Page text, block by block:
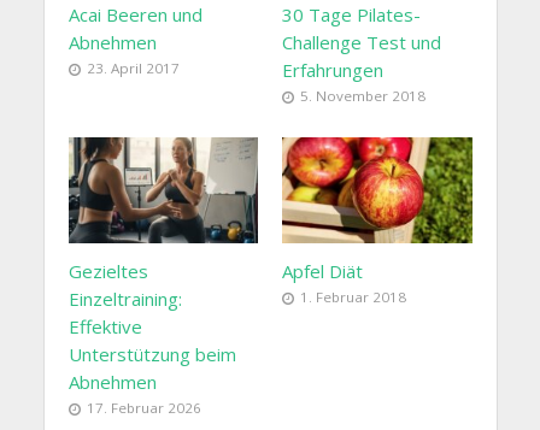
Acai Beeren und
Abnehmen
23. April 2017
30 Tage Pilates-
Challenge Test und
Erfahrungen
5. November 2018
Gezieltes
Einzeltraining:
Effektive
Unterstützung beim
Abnehmen
17. Februar 2026
Apfel Diät
1. Februar 2018